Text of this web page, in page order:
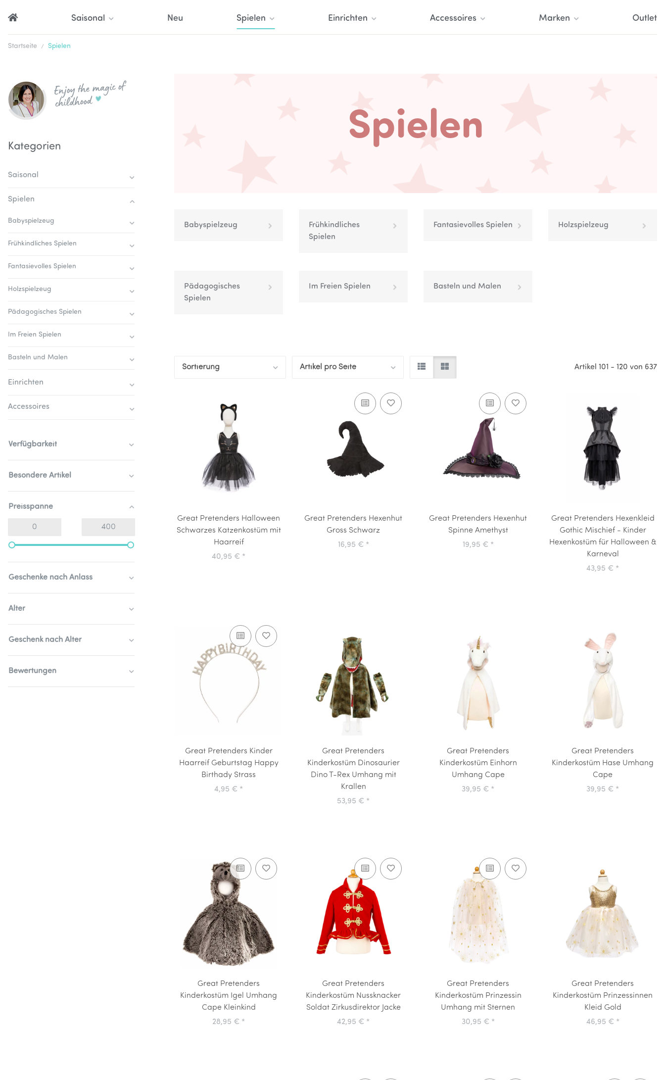
Saisonal Spielen Einrichten Accessoires Marken
Neu Outlet
Startseite Spielen
Spielen
Babyspielzeug
Frühkindliches
Spielen
Fantasievolles Spielen Holzspielzeug
Pädagogisches
Spielen
Im Freien Spielen Basteln und Malen
Sortierung Artikel pro Seite Artikel 101 - 120 von 637
Great Pretenders Halloween
Schwarzes Katzenkostüm mit
Haarreif
40,95 € *
Great Pretenders Hexenhut
Gross Schwarz
16,95 € *
Great Pretenders Hexenhut
Spinne Amethyst
19,95 € *
Great Pretenders Hexenkleid
Gothic Mischief - Kinder
Hexenkostüm für Halloween &
Karneval
43,95 € *
Great Pretenders Kinder
Haarreif Geburtstag Happy
Birthady Strass
4,95 € *
Great Pretenders
Kinderkostüm Dinosaurier
Dino T-Rex Umhang mit
Krallen
53,95 € *
Great Pretenders
Kinderkostüm Einhorn
Umhang Cape
39,95 € *
Great Pretenders
Kinderkostüm Hase Umhang
Cape
39,95 € *
Great Pretenders
Kinderkostüm Igel Umhang
Cape Kleinkind
28,95 € *
Great Pretenders
Kinderkostüm Nussknacker
Soldat Zirkusdirektor Jacke
42,95 € *
Great Pretenders
Kinderkostüm Prinzessin
Umhang mit Sternen
30,95 € *
Great Pretenders
Kinderkostüm Prinzessinnen
Kleid Gold
46,95 € *
Enjoy the magic of
childhood
Kategorien
Saisonal
Spielen
Babyspielzeug
Frühkindliches Spielen
Fantasievolles Spielen
Holzspielzeug
Pädagogisches Spielen
Im Freien Spielen
Basteln und Malen
Einrichten
Accessoires
Verfügbarkeit
Besondere Artikel
Preisspanne
Geschenke nach Anlass
Alter
Geschenk nach Alter
Bewertungen